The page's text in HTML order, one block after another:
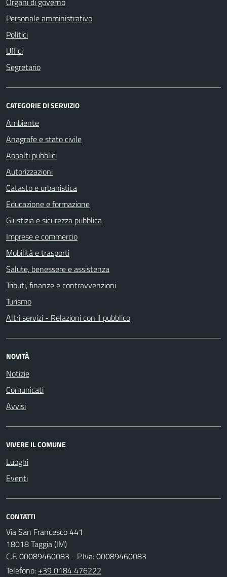
Personale amministrativo
Politici
Uffici
Segretario
CATEGORIE DI SERVIZIO
Ambiente
Anagrafe e stato civile
Appalti pubblici
Autorizzazioni
Catasto e urbanistica
Educazione e formazione
Giustizia e sicurezza pubblica
Imprese e commercio
Mobilità e trasporti
Salute, benessere e assistenza
Tributi, finanze e contravvenzioni
Turismo
Altri servizi - Relazioni con il pubblico
NOVITÀ
Notizie
Comunicati
Avvisi
VIVERE IL COMUNE
Luoghi
Eventi
CONTATTI
Via San Francesco 441
18018 Taggia (IM)
C.F. 00089460083 - P.Iva: 00089460083
Telefono: +39 0184 476222